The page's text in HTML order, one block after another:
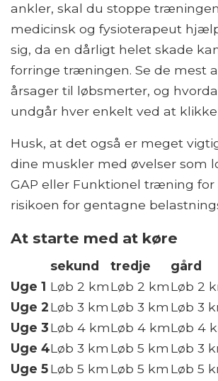
ankler, skal du stoppe
medicinsk og fysioterapeut
sig, da en dårligt helet skade
forringe træningen. Se de mest
årsager til løbsmerter, og
undgår hver enkelt ved at klikke
Husk, at det også er meget
dine muskler med øvelser som
GAP eller Funktionel træning for
risikoen for gentagne
At starte med at køre
sekund tredje gård
Uge 1 Løb 2 kmLøb 2 kmLøb 2
Uge 2Løb 3 km Løb 3 km Løb 3
Uge 3Løb 4 kmLøb 4 kmLøb 4
Uge 4Løb 3 km Løb 5 km Løb 3
Uge 5Løb 5 km Løb 5 km Løb 5